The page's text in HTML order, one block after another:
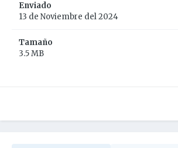
Enviado
13 de Noviembre del 2024
Tamaño
3.5 MB